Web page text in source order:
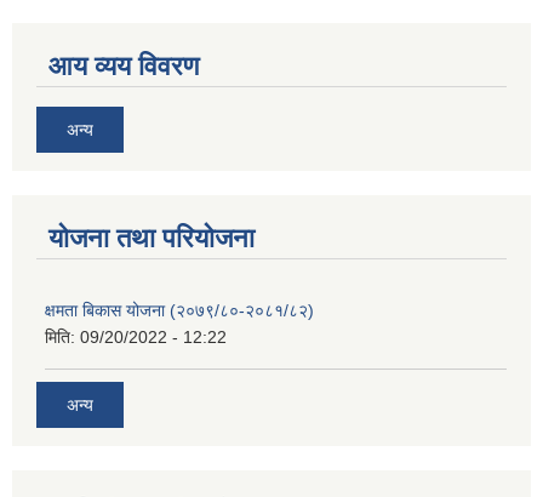
आय व्यय विवरण
अन्य
याेजना तथा परियाेजना
क्षमता बिकास योजना (२०७९/८०-२०८१/८२)
मिति: 09/20/2022 - 12:22
अन्य